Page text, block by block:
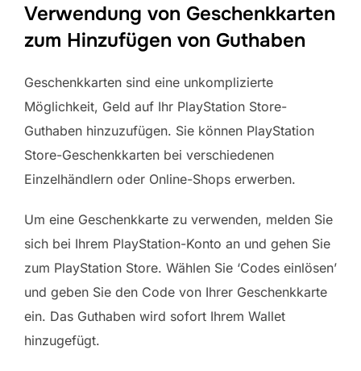
Verwendung von Geschenkkarten
zum Hinzufügen von Guthaben
Geschenkkarten sind eine unkomplizierte
Möglichkeit, Geld auf Ihr PlayStation Store-
Guthaben hinzuzufügen. Sie können PlayStation
Store-Geschenkkarten bei verschiedenen
Einzelhändlern oder Online-Shops erwerben.
Um eine Geschenkkarte zu verwenden, melden Sie
sich bei Ihrem PlayStation-Konto an und gehen Sie
zum PlayStation Store. Wählen Sie ‘Codes einlösen’
und geben Sie den Code von Ihrer Geschenkkarte
ein. Das Guthaben wird sofort Ihrem Wallet
hinzugefügt.